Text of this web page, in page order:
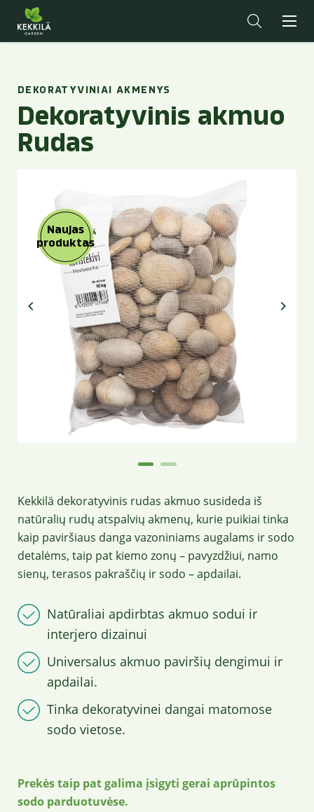
DEKORATYVINIAI AKMENYS
Dekoratyvinis akmuo
Rudas
Naujas
produktas
Kekkilä dekoratyvinis rudas akmuo susideda iš
natūralių rudų atspalvių akmenų, kurie puikiai tinka
kaip paviršiaus danga vazoniniams augalams ir sodo
detalėms, taip pat kiemo zonų – pavyzdžiui, namo
sienų, terasos pakraščių ir sodo – apdailai.
Natūraliai apdirbtas akmuo sodui ir
interjero dizainui
Universalus akmuo paviršių dengimui ir
apdailai.
Tinka dekoratyvinei dangai matomose
sodo vietose.
Prekės taip pat galima įsigyti gerai aprūpintos
sodo parduotuvėse.